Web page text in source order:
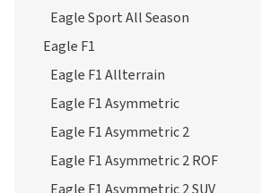
Eagle Sport All Season
Eagle F1
Eagle F1 Allterrain
Eagle F1 Asymmetric
Eagle F1 Asymmetric 2
Eagle F1 Asymmetric 2 ROF